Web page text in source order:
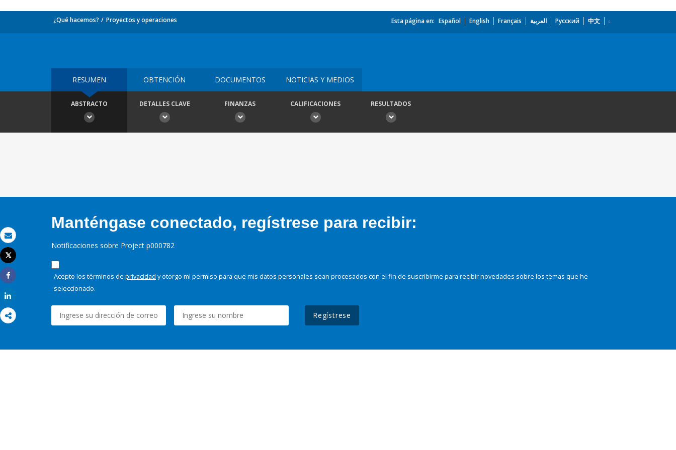
Correo electrónico
Imprimir
Tweet
Share
¿Qué hacemos? Proyectos y operaciones Esta página en: Español English Français العربية Русский 中文
RESUMEN OBTENCIÓN DOCUMENTOS NOTICIAS Y MEDIOS
ABSTRACTO DETALLES CLAVE FINANZAS CALIFICACIONES RESULTADOS
Manténgase conectado, regístrese para recibir:
Notificaciones sobre Project p000782
Acepto los términos de privacidad y otorgo mi permiso para que mis datos personales sean procesados con el fin de suscribirme para recibir novedades sobre los temas que he
seleccionado.
Regístrese